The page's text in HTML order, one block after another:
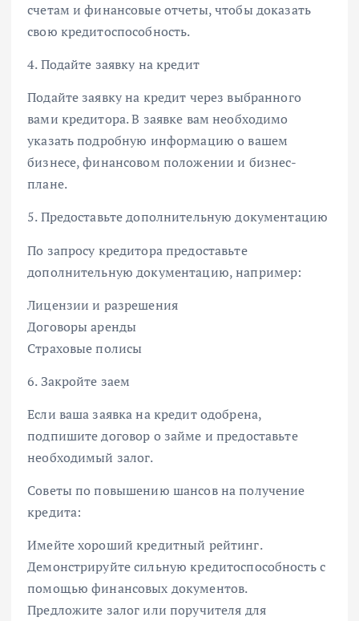
счетам и финансовые отчеты, чтобы доказать
свою кредитоспособность.
4. Подайте заявку на кредит
Подайте заявку на кредит через выбранного
вами кредитора. В заявке вам необходимо
указать подробную информацию о вашем
бизнесе, финансовом положении и бизнес-
плане.
5. Предоставьте дополнительную документацию
По запросу кредитора предоставьте
дополнительную документацию, например:
Лицензии и разрешения
Договоры аренды
Страховые полисы
6. Закройте заем
Если ваша заявка на кредит одобрена,
подпишите договор о займе и предоставьте
необходимый залог.
Советы по повышению шансов на получение
кредита:
Имейте хороший кредитный рейтинг.
Демонстрируйте сильную кредитоспособность с
помощью финансовых документов.
Предложите залог или поручителя для